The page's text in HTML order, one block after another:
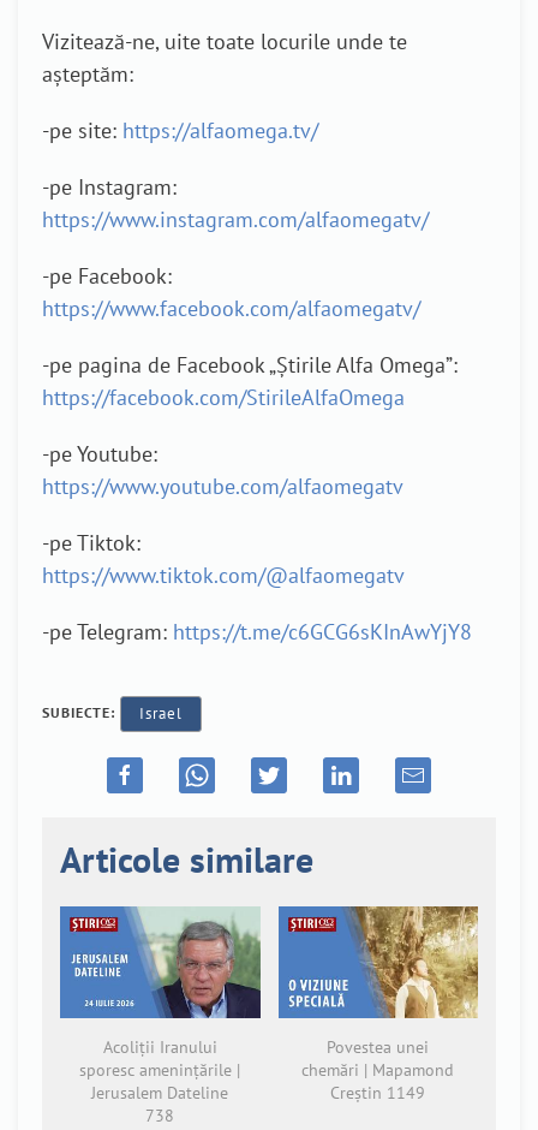
Vizitează-ne, uite toate locurile unde te
așteptăm:
-pe site: https://alfaomega.tv/
-pe Instagram:
https://www.instagram.com/alfaomegatv/
-pe Facebook:
https://www.facebook.com/alfaomegatv/
-pe pagina de Facebook „Știrile Alfa Omega”:
https://facebook.com/StirileAlfaOmega
-pe Youtube:
https://www.youtube.com/alfaomegatv
-pe Tiktok:
https://www.tiktok.com/@alfaomegatv
-pe Telegram: https://t.me/c6GCG6sKInAwYjY8
SUBIECTE: Israel
Articole similare
Acoliții Iranului
sporesc amenințările |
Jerusalem Dateline
738
Povestea unei
chemări | Mapamond
Creștin 1149